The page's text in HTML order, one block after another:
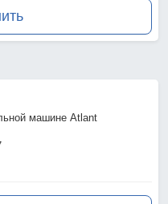
машине Atlant